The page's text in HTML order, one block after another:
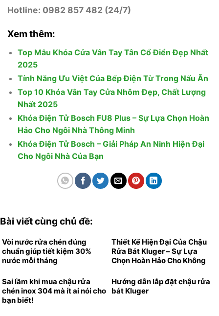
Hotline: 0982 857 482 (24/7)
Xem thêm:
Top Mẫu Khóa Cửa Vân Tay Tân Cổ Điển Đẹp Nhất
2025
Tính Năng Ưu Việt Của Bếp Điện Từ Trong Nấu Ăn
Top 10 Khóa Vân Tay Cửa Nhôm Đẹp, Chất Lượng
Nhất 2025
Khóa Điện Tử Bosch FU8 Plus – Sự Lựa Chọn Hoàn
Hảo Cho Ngôi Nhà Thông Minh
Khóa Điện Tử Bosch – Giải Pháp An Ninh Hiện Đại
Cho Ngôi Nhà Của Bạn
Bài viết cùng chủ đề:
Vòi nước rửa chén đúng
chuẩn giúp tiết kiệm 30%
nước mỗi tháng
Thiết Kế Hiện Đại Của Chậu
Rửa Bát Kluger – Sự Lựa
Chọn Hoàn Hảo Cho Không
Sai lầm khi mua chậu rửa
chén inox 304 mà ít ai nói cho
bạn biết!
Hướng dẫn lắp đặt chậu rửa
bát Kluger